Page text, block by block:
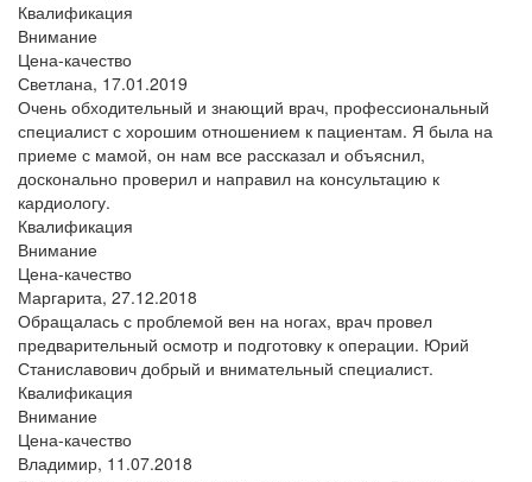
Квалификация
Внимание
Цена-качество
Светлана, 17.01.2019
Очень обходительный и знающий врач, профессиональный
специалист с хорошим отношением к пациентам. Я была на
приеме с мамой, он нам все рассказал и объяснил,
досконально проверил и направил на консультацию к
кардиологу.
Квалификация
Внимание
Цена-качество
Маргарита, 27.12.2018
Обращалась с проблемой вен на ногах, врач провел
предварительный осмотр и подготовку к операции. Юрий
Станиславович добрый и внимательный специалист.
Квалификация
Внимание
Цена-качество
Владимир, 11.07.2018